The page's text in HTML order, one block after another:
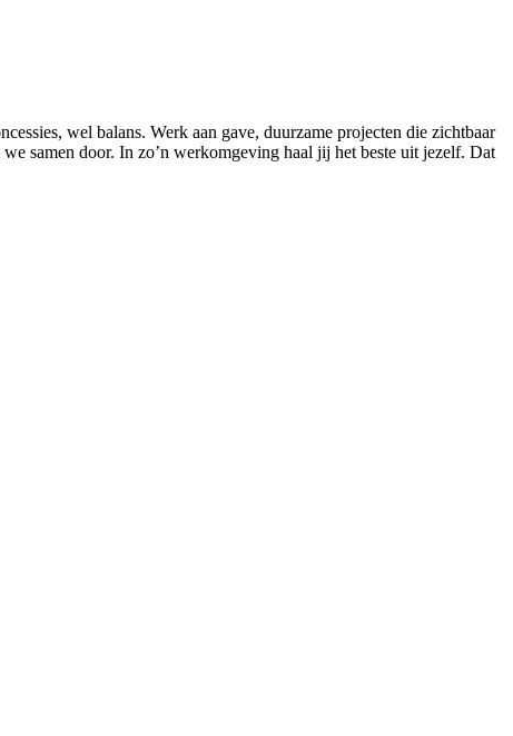
wel balans. Werk aan gave, duurzame projecten die zichtbaar
samen door. In zo’n werkomgeving haal jij het beste uit jezelf. Dat